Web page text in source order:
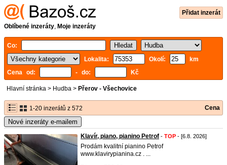
Přidat inzerát
Oblíbené inzeráty, Moje inzeráty
Co:
Lokalita:
Okolí:
km
Cena od:
- do: Kč
Hlavní stránka > Hudba > Přerov - Všechovice
1-20 inzerátů z 572 Cena
Nové inzeráty e-mailem
Klavír, piano, pianino Petrof - TOP - [6.8. 2026]
Prodám kvalitní pianino Petrof
www.klavirypianina.cz . ...